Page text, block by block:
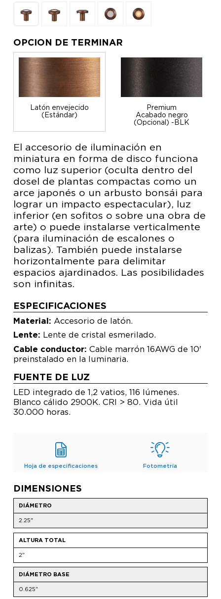
OPCION DE TERMINAR
Latón envejecido
(Estándar)
Premium
Acabado negro
(Opcional) -BLK
El accesorio de iluminación en
miniatura en forma de disco funciona
como luz superior (oculta dentro del
dosel de plantas compactas como un
arce japonés o un arbusto bonsái para
lograr un impacto espectacular), luz
inferior (en sofitos o sobre una obra de
arte) o puede instalarse verticalmente
(para iluminación de escalones o
balizas). También puede instalarse
horizontalmente para delimitar
espacios ajardinados. Las posibilidades
son infinitas.
ESPECIFICACIONES
Material: Accesorio de latón.
Lente: Lente de cristal esmerilado.
Cable conductor: Cable marrón 16AWG de 10'
preinstalado en la luminaria.
FUENTE DE LUZ
LED integrado de 1,2 vatios, 116 lúmenes.
Blanco cálido 2900K. CRI > 80. Vida útil
30.000 horas.
Hoja de especificaciones Fotometría
DIMENSIONES
DIÁMETRO
2.25"
ALTURA TOTAL
2"
DIÁMETRO BASE
0.625"